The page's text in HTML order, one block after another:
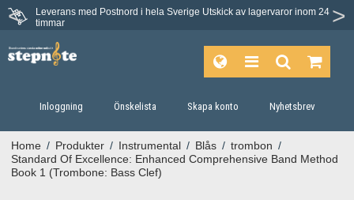
Leverans med Postnord i hela Sverige Utskick av lagervaror inom 24
timmar
Du har 30 dagars ångerrätt.
Inloggning Önskelista Skapa konto Nyhetsbrev
Home / Produkter / Instrumental / Blås / trombon /
Standard Of Excellence: Enhanced Comprehensive Band Method
Book 1 (Trombone: Bass Clef)